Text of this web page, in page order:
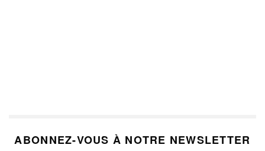
ABONNEZ-VOUS À NOTRE NEWSLETTER